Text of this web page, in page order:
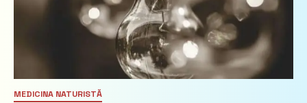
MEDICINA NATURISTĂ